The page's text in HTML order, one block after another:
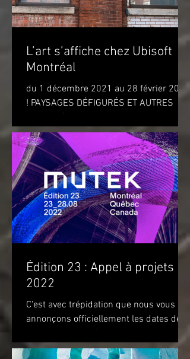
L’art s’affiche chez Ubisoft
Montréal
du 1 décembre 2021 au 28 février 2022
! PAYSAGES DÉFIGURÉS ET AUTRES
OBJETS (DISFIGURED LANDSCAPES
AND OTHER OBJECTS) de l'artiste...
Édition 23 : Appel à projets
2022
C'est avec trépidation que nous vous
annonçons officiellement les dates de
notre prochaine édition. Nous vous
attendons du 22 au 28 août...